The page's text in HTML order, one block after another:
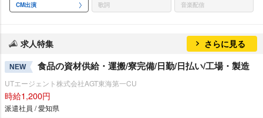
CM出演 歌詞 音楽配信
求人特集 さらに見る
NEW 食品の資材供給・運搬/寮完備/日勤/日払い/工場・製造
UTエージェント株式会社AGT東海第一CU
時給1,200円
派遣社員 / 愛知県